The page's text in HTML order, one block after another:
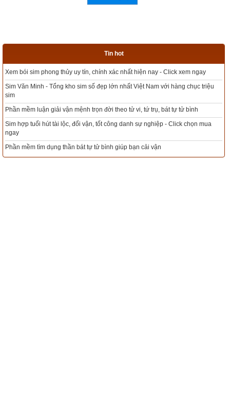
Tin hot
ngay
chục triệu
bình
mua
Tổng kho sim phong thủy - Sim hợp tuổi - Sim hợp mệnh giá rẻ
Mua sim Thần tài, Thần tài theo bạn! Giao sim miễn phí
Tổng Kho Sim Năm sinh 0x - 9x - 8x -7x -6x giá rẻ nhất thị trường -